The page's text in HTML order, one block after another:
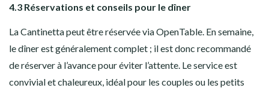
4.3 Réservations et conseils pour le dîner
La Cantinetta peut être réservée via OpenTable. En semaine,
le dîner est généralement complet ; il est donc recommandé
de réserver à l’avance pour éviter l’attente. Le service est
convivial et chaleureux, idéal pour les couples ou les petits